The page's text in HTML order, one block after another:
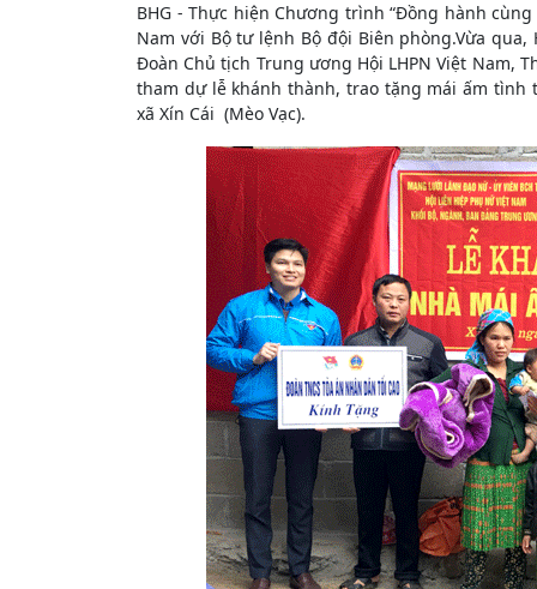
BHG - Thực hiện Chương trình “Đồng hành
Nam với Bộ tư lệnh Bộ đội Biên phòng.Vừa
Đoàn Chủ tịch Trung ương Hội LHPN Việt Nam,
tham dự lễ khánh thành, trao tặng mái ấm tình
xã Xín Cái (Mèo Vạc).